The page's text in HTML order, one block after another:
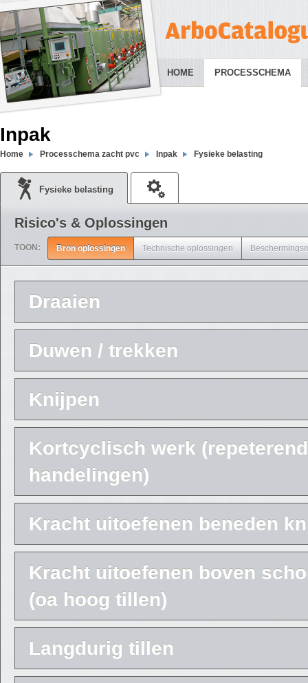
HOME PROCESSCHEMA
Inpak
Home Processchema zacht pvc Inpak Fysieke belasting
Fysieke belasting
Risico's & Oplossingen
TOON: Bron oplossingen Technische oplossingen
Draaien
Duwen / trekken
Knijpen
Kortcyclisch werk
handelingen)
Kracht uitoefenen beneden
Kracht uitoefenen boven
(oa hoog tillen)
Langdurig tillen